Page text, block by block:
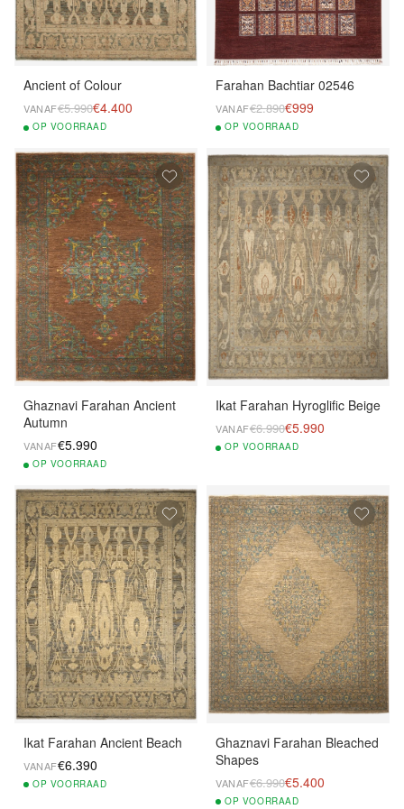
Ancient of Colour
VANAF€5.990€4.400
OP VOORRAAD
Farahan Bachtiar 02546
VANAF€2.890€999
OP VOORRAAD
Ghaznavi Farahan Ancient
Autumn
VANAF€5.990
OP VOORRAAD
Ikat Farahan Hyroglific Beige
VANAF€6.990€5.990
OP VOORRAAD
Ikat Farahan Ancient Beach
VANAF€6.390
OP VOORRAAD
Ghaznavi Farahan Bleached
Shapes
VANAF€6.990€5.400
OP VOORRAAD